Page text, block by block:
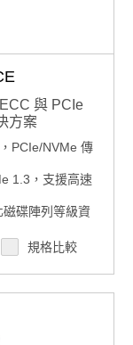
與 PCIe
方案
PCIe/NVMe 傳
1.3，支援高速
碟陣列等級資
，支援系統監控
取效率
期確認
規格比較